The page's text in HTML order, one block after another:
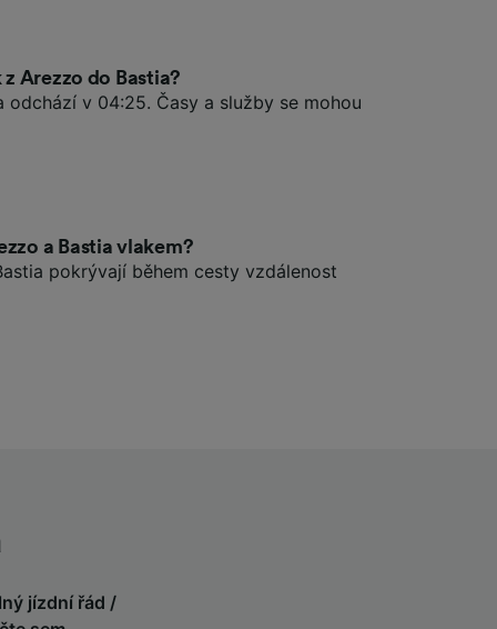
Arezzo do Bastia?
v 04:25. Časy a služby se mohou
a Bastia vlakem?
pokrývají během cesty vzdálenost
jízdní řád /